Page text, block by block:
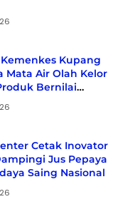
Kupang
Mata Air Olah Kelor
Bernilai
Cetak Inovator
Jus Pepaya
Saing Nasional